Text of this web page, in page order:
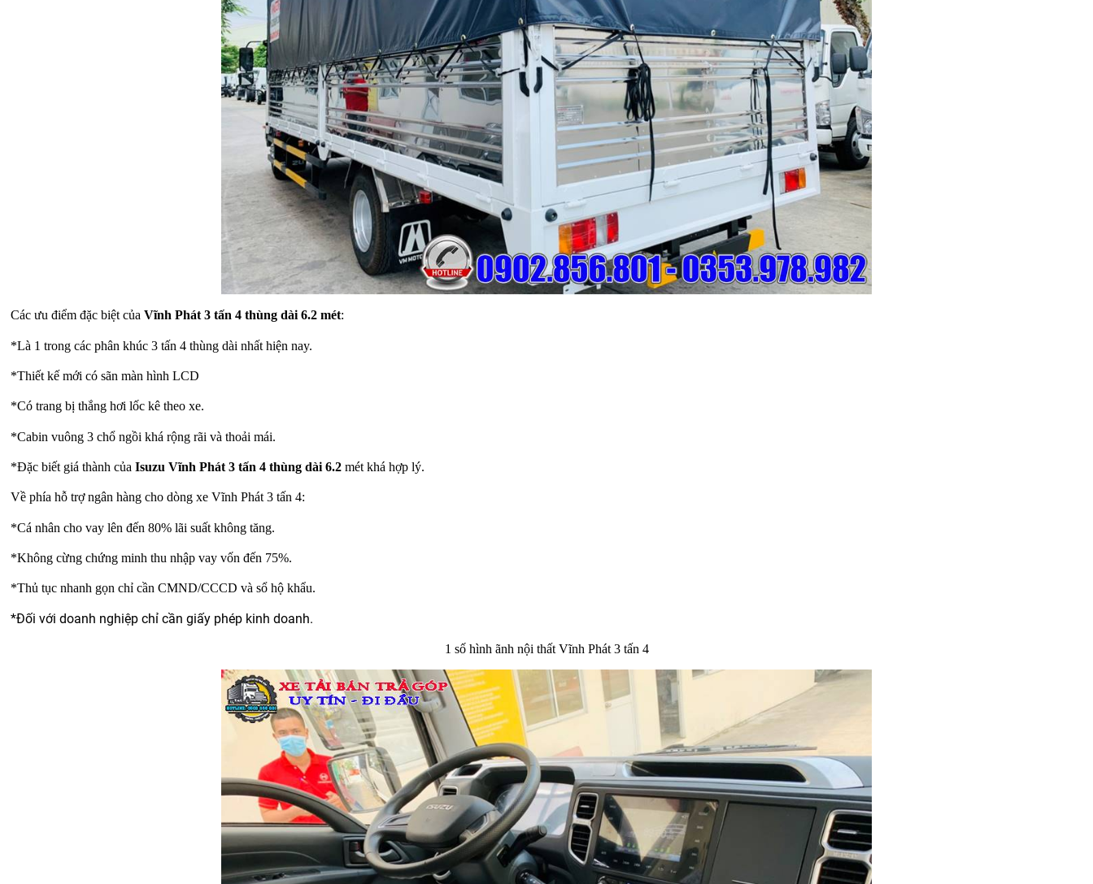
Các ưu điểm đặc biệt củaVĩnh Phát 3 tấn 4 thùng dài 6.2 mét:
*Là 1 trong các phân khúc 3 tấn 4 thùng dài nhất hiện nay.
*Thiết kế mới có sãn màn hình LCD
*Có trang bị thắng hơi lốc kê theo xe.
*Cabin vuông 3 chổ ngồi khá rộng rãi và thoải mái.
*Đặc biết giá thành củaIsuzu Vĩnh Phát 3 tấn 4 thùng dài 6.2 mét khá hợp lý.
Về phía hỗ trợ ngân hàng cho dòng xe Vĩnh Phát 3 tấn 4:
*Cá nhân cho vay lên đến 80% lãi suất không tăng.
*Không cừng chứng minh thu nhập vay vốn đến 75%.
*Thủ tục nhanh gọn chỉ cần CMND/CCCD và sổ hộ khẩu.
*Đối với doanh nghiệp chỉ cần giấy phép kinh doanh.
1 số hình ãnh nội thất Vĩnh Phát 3 tấn 4